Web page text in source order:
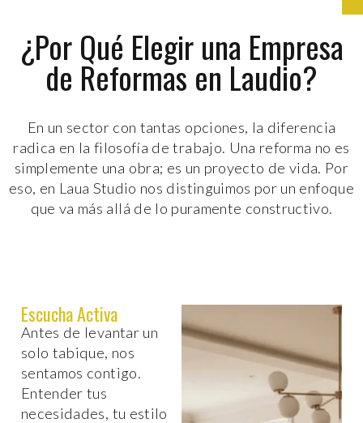
¿Por Qué Elegir una Empresa
de Reformas en Laudio?
En un sector con tantas opciones, la diferencia
radica en la filosofía de trabajo. Una reforma no es
simplemente una obra; es un proyecto de vida. Por
eso, en Laua Studio nos distinguimos por un enfoque
que va más allá de lo puramente constructivo.
Escucha Activa
Antes de levantar un
solo tabique, nos
sentamos contigo.
Entender tus
necesidades, tu estilo